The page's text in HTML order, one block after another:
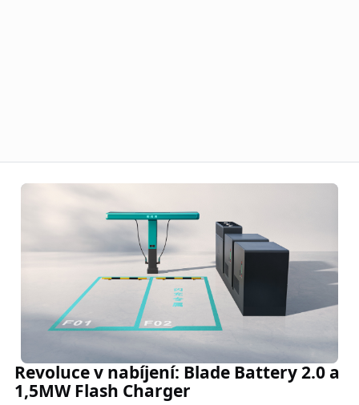
Revoluce v nabíjení: Blade Battery 2.0 a
1,5MW Flash Charger